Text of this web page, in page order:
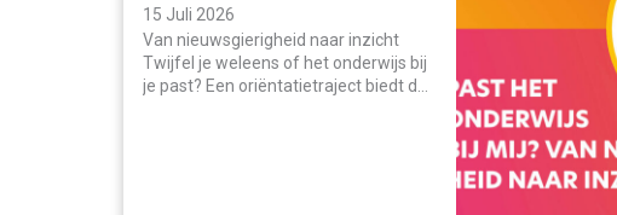
15 Juli 2026
Van nieuwsgierigheid naar inzicht
Twijfel je weleens of het onderwijs bij
je past? Een oriëntatietraject biedt de